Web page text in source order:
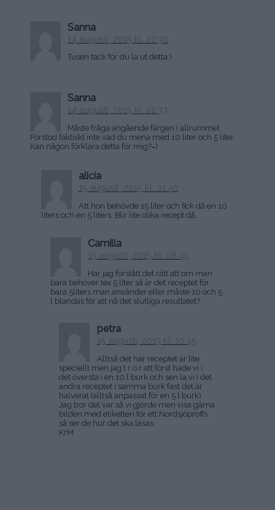
Sanna
14 augusti, 2015 kl. 22:30
Tusen tack för du la ut detta:)
Sanna
14 augusti, 2015 kl. 22:33
Måste fråga angående färgen i allrummet.
Förstod faktiskt inte vad du mena med 10 liter och 5 liter.
Kan någon förklara detta för mig?=)
alicia
15 augusti, 2015 kl. 01:40
Att hon behövde 15 liter och fick då en 10
liters och en 5 liters. Blir lite olika recept då.
Camilla
15 augusti, 2015 kl. 08:45
Har jag förstått det rätt att om man
bara behöver tex 5 liter så är det receptet för
bara 5liters man använder eller måste 10 och 5
l blandas för att nå det slutliga resultatet?
petra
15 augusti, 2015 kl. 10:45
Alltså det här receptet är lite
speciellt men jag t r o r att först hade vi i
det översta i en 10 l burk och sen la vi i det
andra receptet i samma burk fast det är
halverat (alltså anpassat för en 5 l burk)
Jag tror det var så vi gjorde men visa gärna
bilden med etiketten för ett Nordsjöproffs
så ser de hur det ska läsas.
KrM